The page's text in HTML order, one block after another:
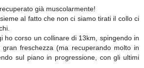
già muscolarmente!
al fatto che non ci siamo tirati il collo ci
ho corso un collinare di 13km, spingendo in
freschezza (ma recuperando molto in
sul piano in progressione, con gli ultimi